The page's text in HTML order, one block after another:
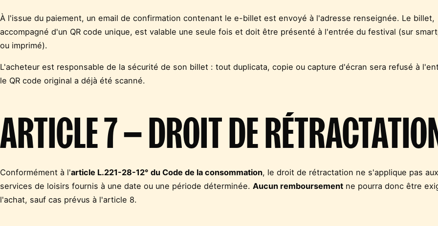
À l'issue du paiement, un email de confirmation contenant le e-billet est envoyé à l'adresse renseignée. Le billet,
accompagné d'un QR code unique, est valable une seule fois et doit être présenté à l'entrée du festival (sur
ou imprimé).
L'acheteur est responsable de la sécurité de son billet : tout duplicata, copie ou capture d'écran sera refusé à
le QR code original a déjà été scanné.
ARTICLE 7 — DROIT DE
Conformément à l'article L.221-28-12° du Code de la consommation, le droit de rétractation ne s'applique pas aux
services de loisirs fournis à une date ou une période déterminée. Aucun remboursement ne pourra donc être
l'achat, sauf cas prévus à l'article 8.